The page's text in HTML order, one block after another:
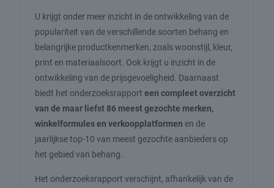
U krijgt onder meer inzicht in de ontwikkeling van de
populariteit van de verschillende soorten behang en
belangrijke productkenmerken, zoals woonstijl, kleur,
print en materiaalsoort. Ook krijgt u inzicht in de
ontwikkeling van de prijsgevoeligheid. Daarnaast
biedt het onderzoeksrapporteen compleet overzicht
van de maar liefst 86 meest gezochte merken,
winkelformules en verkoopplatformen en de
jaarlijkse top-10 van meest gezochte aanbieders op
het gebied van behang.
Het onderzoeksrapport verschijnt, afhankelijk van de